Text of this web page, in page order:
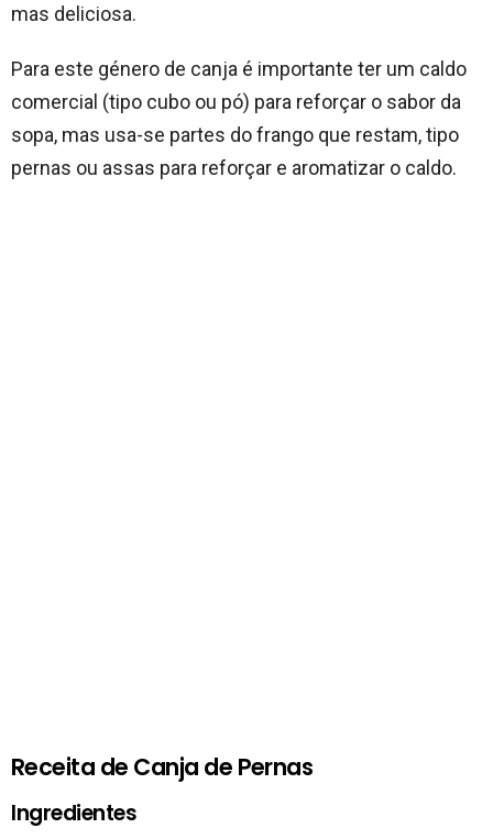
mas deliciosa.
Para este género de canja é importante ter um caldo
comercial (tipo cubo ou pó) para reforçar o sabor da
sopa, mas usa-se partes do frango que restam, tipo
pernas ou assas para reforçar e aromatizar o caldo.
Receita de Canja de Pernas
Ingredientes